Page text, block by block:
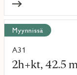
Myynnissä
A31
2h+kt, 42.5
Lue
lisää
kohteesta